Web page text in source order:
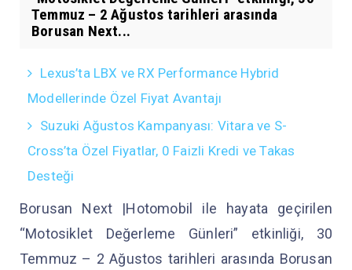
Temmuz – 2 Ağustos tarihleri arasında
Borusan Next...
Lexus’ta LBX ve RX Performance Hybrid
Modellerinde Özel Fiyat Avantajı
Suzuki Ağustos Kampanyası: Vitara ve S-
Cross’ta Özel Fiyatlar, 0 Faizli Kredi ve Takas
Desteği
Borusan Next |Hotomobil ile hayata geçirilen
“Motosiklet Değerleme Günleri” etkinliği, 30
Temmuz – 2 Ağustos tarihleri arasında Borusan